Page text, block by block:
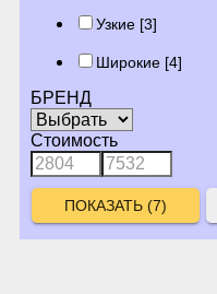
Узкие [3]
Широкие [4]
БРЕНД
Стоимость